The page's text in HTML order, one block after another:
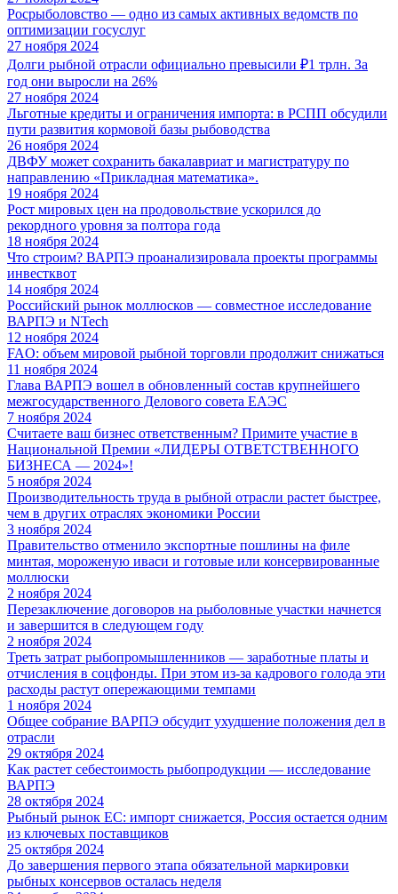
Росрыболовство — одно из самых активных ведомств по
оптимизации госуслуг
27 ноября 2024
Долги рыбной отрасли официально превысили ₽1 трлн. За
год они выросли на 26%
27 ноября 2024
Льготные кредиты и ограничения импорта: в РСПП обсудили
пути развития кормовой базы рыбоводства
26 ноября 2024
ДВФУ может сохранить бакалавриат и магистратуру по
направлению «Прикладная математика».
19 ноября 2024
Рост мировых цен на продовольствие ускорился до
рекордного уровня за полтора года
18 ноября 2024
Что строим? ВАРПЭ проанализировала проекты программы
инвестквот
14 ноября 2024
Российский рынок моллюсков — совместное исследование
ВАРПЭ и NTech
12 ноября 2024
FAO: объем мировой рыбной торговли продолжит снижаться
11 ноября 2024
Глава ВАРПЭ вошел в обновленный состав крупнейшего
межгосударственного Делового совета ЕАЭС
7 ноября 2024
Считаете ваш бизнес ответственным? Примите участие в
Национальной Премии «ЛИДЕРЫ ОТВЕТСТВЕННОГО
БИЗНЕСА — 2024»!
5 ноября 2024
Производительность труда в рыбной отрасли растет быстрее,
чем в других отраслях экономики России
3 ноября 2024
Правительство отменило экспортные пошлины на филе
минтая, мороженую иваси и готовые или консервированные
моллюски
2 ноября 2024
Перезаключение договоров на рыболовные участки начнется
и завершится в следующем году
2 ноября 2024
Треть затрат рыбопромышленников — заработные платы и
отчисления в соцфонды. При этом из-за кадрового голода эти
расходы растут опережающими темпами
1 ноября 2024
Общее собрание ВАРПЭ обсудит ухудшение положения дел в
отрасли
29 октября 2024
Как растет себестоимость рыбопродукции — исследование
ВАРПЭ
28 октября 2024
Рыбный рынок ЕС: импорт снижается, Россия остается одним
из ключевых поставщиков
25 октября 2024
До завершения первого этапа обязательной маркировки
рыбных консервов осталась неделя